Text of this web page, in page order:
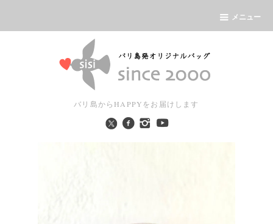
メニュー
バリ島からHAPPYをお届けします